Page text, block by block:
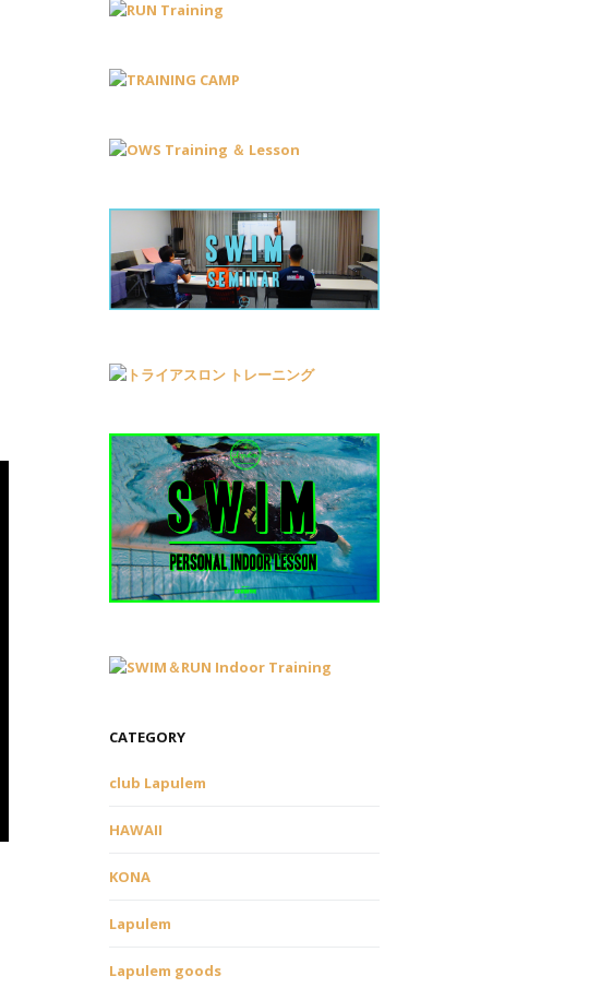
CATEGORY
club Lapulem
HAWAII
KONA
Lapulem
Lapulem goods